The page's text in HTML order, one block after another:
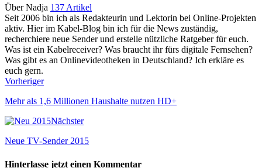
Über Nadja 137 Artikel
Seit 2006 bin ich als Redakteurin und Lektorin bei Online-Projekten
aktiv. Hier im Kabel-Blog bin ich für die News zuständig,
recherchiere neue Sender und erstelle nützliche Ratgeber für euch.
Was ist ein Kabelreceiver? Was braucht ihr fürs digitale Fernsehen?
Was gibt es an Onlinevideotheken in Deutschland? Ich erkläre es
euch gern.
Vorheriger
Mehr als 1,6 Millionen Haushalte nutzen HD+
Nächster
Neue TV-Sender 2015
Hinterlasse jetzt einen Kommentar